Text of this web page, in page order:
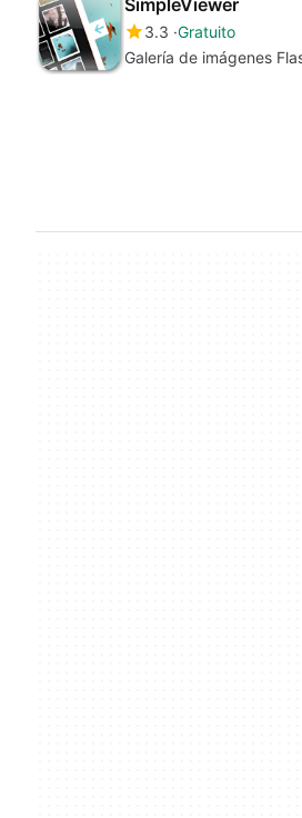
SimpleViewer
3.3 Gratuito
Galería de imágenes